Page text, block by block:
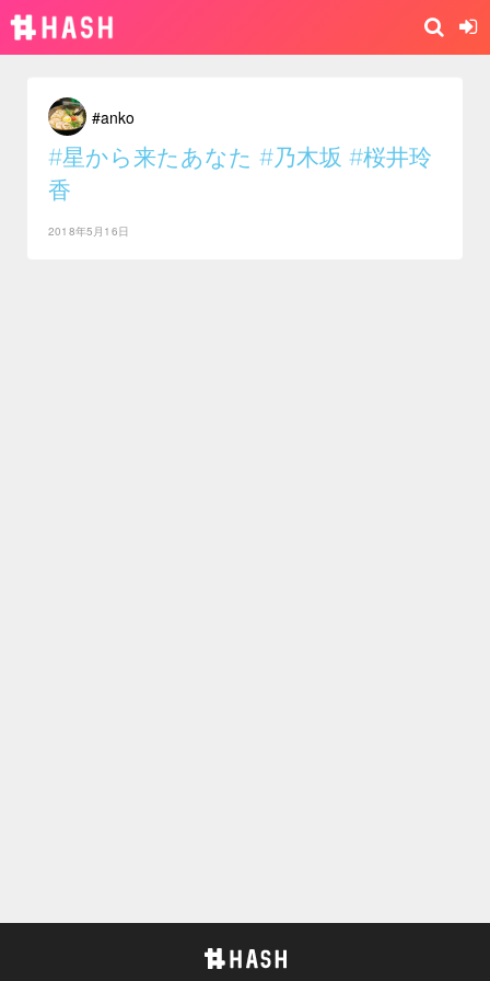
#anko
#星から来たあなた #乃木坂 #桜井玲
香
2018年5月16日